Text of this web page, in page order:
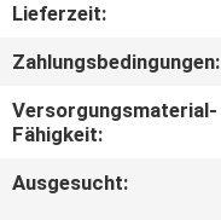
NEUIGKEITEN
BITTE
UM
Lieferzeit:
Zahlungsbedingungen:
Versorgungsmaterial-
Fähigkeit:
Ausgesucht: